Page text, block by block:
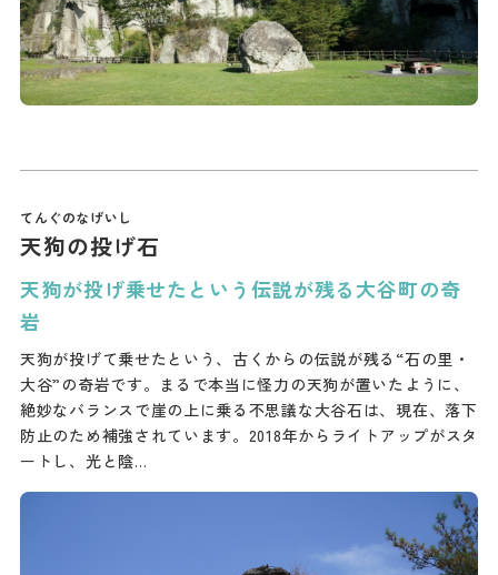
天狗の投げ石
天狗が投げ乗せたという伝説が残る大谷町の奇
岩
天狗が投げて乗せたという、古くからの伝説が残る“石の里・
大谷”の奇岩です。まるで本当に怪力の天狗が置いたように、
絶妙なバランスで崖の上に乗る不思議な大谷石は、現在、落下
防止のため補強されています。2018年からライトアップがスタ
ートし、光と陰…